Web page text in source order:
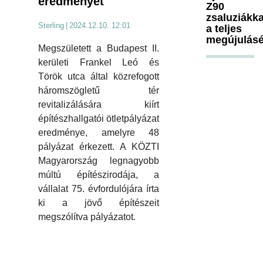
Sterling 2024.12.10. 12:01
Megszületett a Budapest II.
kerületi Frankel Leó és
Török utca által közrefogott
háromszögletű tér
revitalizálására kiírt
építészhallgatói ötletpályázat
eredménye, amelyre 48
pályázat érkezett. A KÖZTI
Magyarország legnagyobb
múltú építészirodája, a
vállalat 75. évfordulójára írta
ki a jövő építészeit
megszólítva pályázatot.
Z90
a teljes